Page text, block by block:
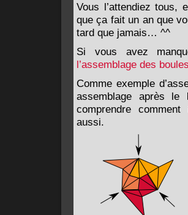
Vous l’attendiez tous,
que ça fait un an que
tard que jamais… ^^
Si vous avez
l’assemblage des
Comme exemple
assemblage après le
comprendre
aussi.